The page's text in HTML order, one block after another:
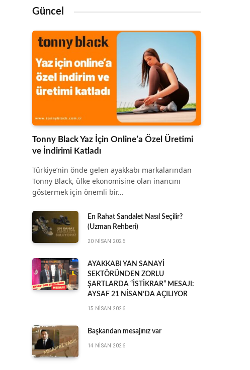
Güncel
Tonny Black Yaz İçin Online’a Özel Üretimi
ve İndirimi Katladı
Türkiye’nin önde gelen ayakkabı markalarından
Tonny Black, ülke ekonomisine olan inancını
göstermek için önemli bir…
En Rahat Sandalet Nasıl Seçilir?
(Uzman Rehberi)
20 NISAN 2026
AYAKKABI YAN SANAYİ
SEKTÖRÜNDEN ZORLU
ŞARTLARDA “İSTİKRAR” MESAJI:
AYSAF 21 NİSAN’DA AÇILIYOR
15 NISAN 2026
Başkandan mesajınız var
14 NISAN 2026